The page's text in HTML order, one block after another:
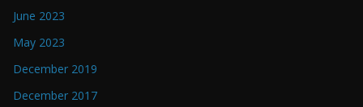
June 2023
May 2023
December 2019
December 2017